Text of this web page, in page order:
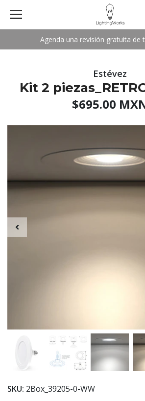
Agenda una revisión gratuita de
Estévez
Kit 2
$695.00
SKU: 2Box_39205-0-WW